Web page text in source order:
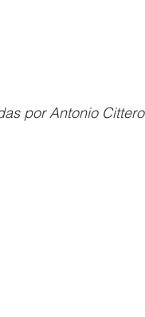
por Antonio Cittero